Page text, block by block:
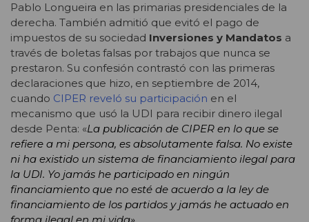
Pablo Longueira en las primarias presidenciales de la
derecha. También admitió que evitó el pago de
impuestos de su sociedad Inversiones y Mandatos a
través de boletas falsas por trabajos que nunca se
prestaron. Su confesión contrastó con las primeras
declaraciones que hizo, en septiembre de 2014,
cuando CIPER reveló su participación en el
mecanismo que usó la UDI para recibir dinero ilegal
desde Penta: «La publicación de CIPER en lo que se
refiere a mi persona, es absolutamente falsa. No existe
ni ha existido un sistema de financiamiento ilegal para
la UDI. Yo jamás he participado en ningún
financiamiento que no esté de acuerdo a la ley de
financiamiento de los partidos y jamás he actuado en